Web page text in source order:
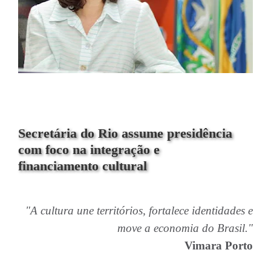
Secretária do Rio assume presidência
com foco na integração e
financiamento cultural
"A cultura une territórios, fortalece identidades e
move a economia do Brasil."
Vimara Porto